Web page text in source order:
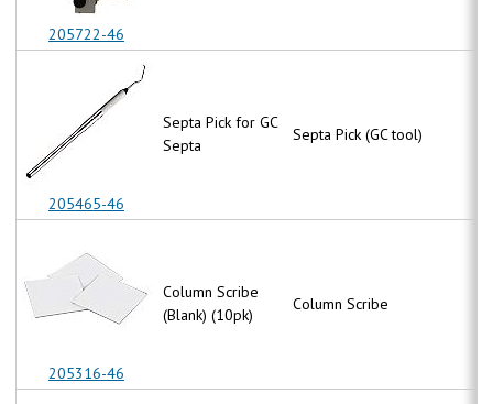
205722-46
205465-46
205316-46
Septa Pick for GC
Septa
Septa Pick (GC tool)
Column Scribe
(Blank) (10pk)
Column Scribe